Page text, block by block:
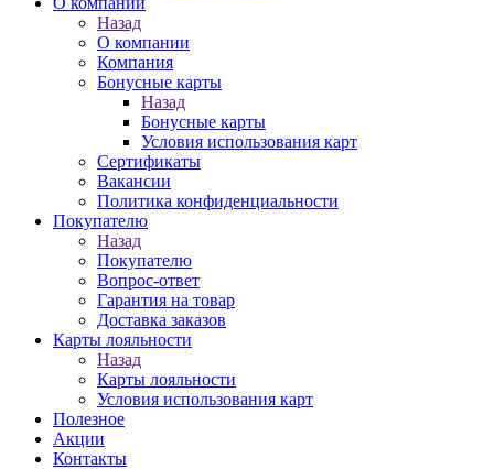
Назад
О компании
Компания
Бонусные карты
Назад
Бонусные карты
Условия использования карт
Сертификаты
Вакансии
Политика конфиденциальности
Покупателю
Назад
Покупателю
Вопрос-ответ
Гарантия на товар
Доставка заказов
Карты лояльности
Назад
Карты лояльности
Условия использования карт
Полезное
Акции
Контакты